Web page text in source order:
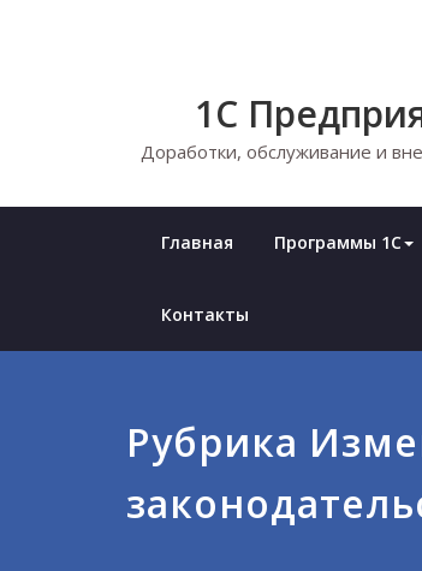
1С
Доработки, обслуживание и
Главная Программы 1С
Контакты
Рубрика